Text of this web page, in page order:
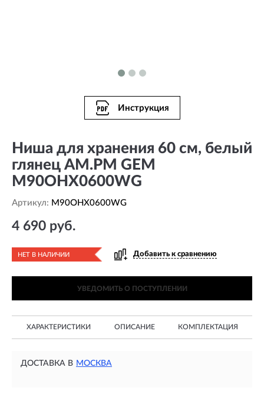
Инструкция
Ниша для хранения 60 см, белый
глянец AM.PM GEM
M90OHX0600WG
Артикул: M90OHX0600WG
4 690 руб.
НЕТ В НАЛИЧИИ Добавить к сравнению
УВЕДОМИТЬ О ПОСТУПЛЕНИИ
ХАРАКТЕРИСТИКИ ОПИСАНИЕ КОМПЛЕКТАЦИЯ
ДОСТАВКА В МОСКВА